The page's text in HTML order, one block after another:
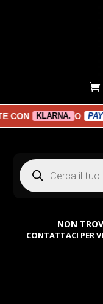
KLARNA. O PAYPAL
Products
search
NON
CONTATTACI PER